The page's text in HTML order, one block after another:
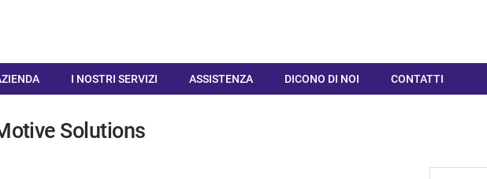
I NOSTRI SERVIZI ASSISTENZA DICONO DI NOI CONTATTI
Solutions